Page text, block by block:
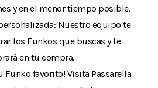
y en el menor tiempo posible.
Nuestro equipo te
los Funkos que buscas y te
en tu compra.
Funko favorito! Visita Passarella